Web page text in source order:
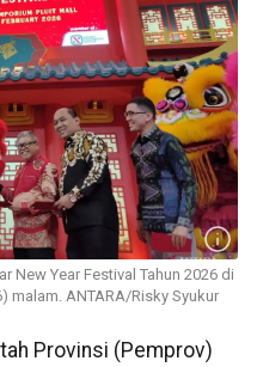
New Year Festival Tahun 2026 di
malam. ANTARA/Risky Syukur
Provinsi (Pemprov)